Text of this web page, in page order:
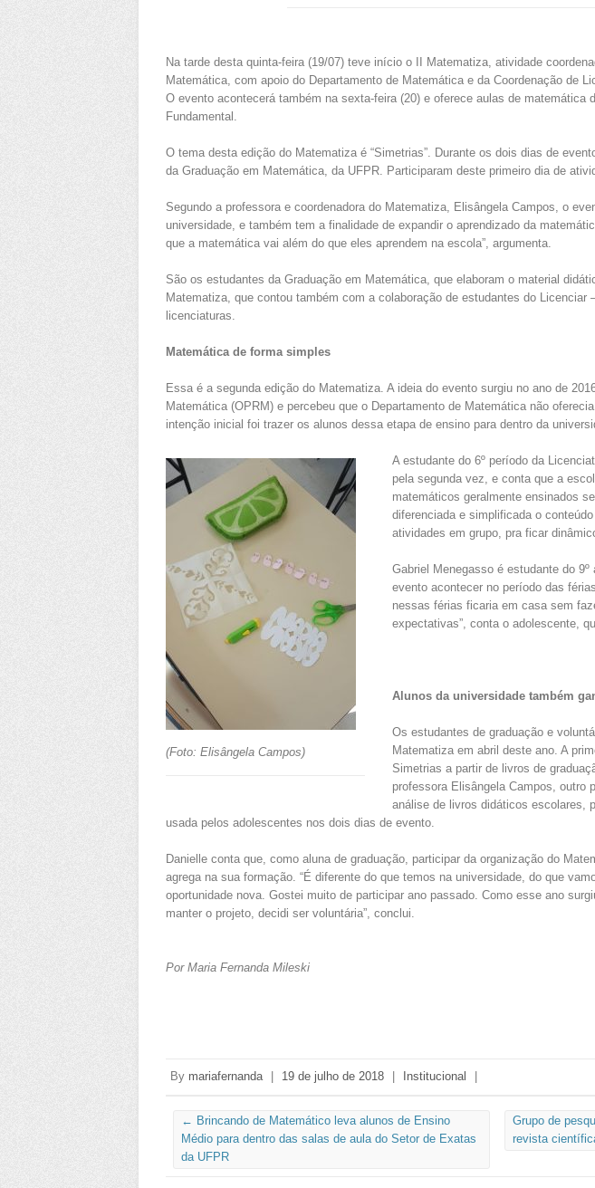
Na tarde desta quinta-feira (19/07) teve início o II Matematiza, atividade
Matemática, com apoio do Departamento de Matemática e da Coordenação de
O evento acontecerá também na sexta-feira (20) e oferece aulas de
Fundamental.
O tema desta edição do Matematiza é “Simetrias”. Durante os dois dias de
da Graduação em Matemática, da UFPR. Participaram deste primeiro dia de
Segundo a professora e coordenadora do Matematiza, Elisângela Campos, o
universidade, e também tem a finalidade de expandir o aprendizado da
que a matemática vai além do que eles aprendem na escola”, argumenta.
São os estudantes da Graduação em Matemática, que elaboram o material
Matematiza, que contou também com a colaboração de estudantes do
licenciaturas.
Matemática de forma simples
Essa é a segunda edição do Matematiza. A ideia do evento surgiu no ano de
Matemática (OPRM) e percebeu que o Departamento de Matemática não
intenção inicial foi trazer os alunos dessa etapa de ensino para dentro da
(Foto: Elisângela Campos)
A estudante do 6º período da
pela segunda vez, e conta que a
matemáticos geralmente ensinados
diferenciada e simplificada o
atividades em grupo, pra ficar
Gabriel Menegasso é estudante do
evento acontecer no período das
nessas férias ficaria em casa sem
expectativas”, conta o adolescente,
Alunos da universidade também
Os estudantes de graduação e
Matematiza em abril deste ano. A
Simetrias a partir de livros de
professora Elisângela Campos, outro
análise de livros didáticos escolares,
usada pelos adolescentes nos dois dias de evento.
Danielle conta que, como aluna de graduação, participar da organização do
agrega na sua formação. “É diferente do que temos na universidade, do que
oportunidade nova. Gostei muito de participar ano passado. Como esse ano
manter o projeto, decidi ser voluntária”, conclui.
Por Maria Fernanda Mileski
By mariafernanda 19 de julho de 2018 Institucional
← Brincando de Matemático leva alunos de Ensino
Médio para dentro das salas de aula do Setor de Exatas
da UFPR
Grupo de
revista